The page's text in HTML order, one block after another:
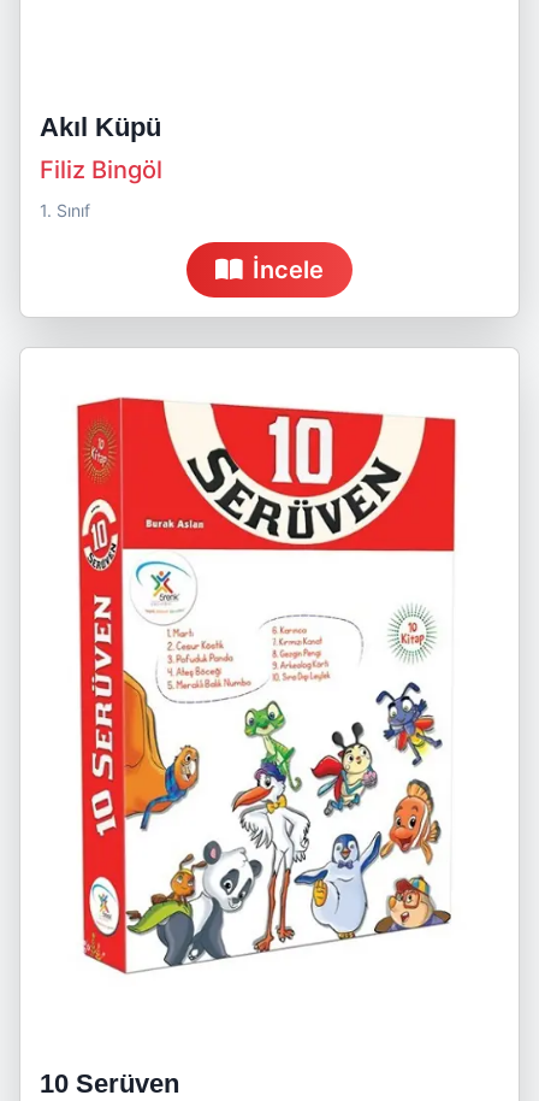
Akıl Küpü
Filiz Bingöl
1. Sınıf
İncele
10 Serüven